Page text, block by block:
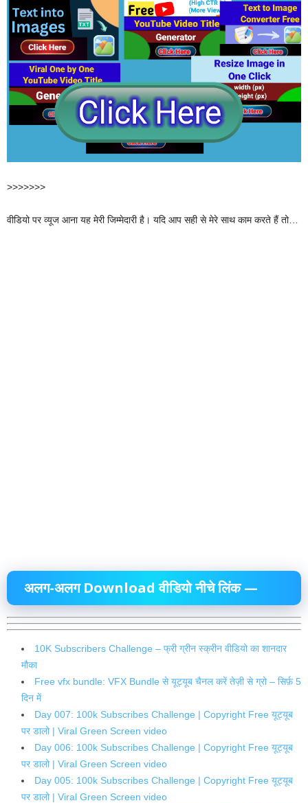
>>>>>>>
वीडियो पर व्यूज आना यह मेरी जिम्मेदारी है। यदि आप सही से मेरे साथ काम करते हैं तो…
अलग-अलग Download वीडियो नीचे लिंक —
10K Subscribers Challenge – फ्री ग्रीन स्क्रीन वीडियो का शानदार
मौका
Free vfx bundle: VFX Bundle से यूट्यूब चैनल करें तेज़ी से ग्रो – सिर्फ़ 5
दिन में
Day 007: 100k Subscribes Challenge | Copyright Free यूट्यूब
पर डालो | Viral Green Screen video
Day 006: 100k Subscribes Challenge | Copyright Free यूट्यूब
पर डालो | Viral Green Screen video
Day 005: 100k Subscribes Challenge | Copyright Free यूट्यूब
पर डालो | Viral Green Screen video